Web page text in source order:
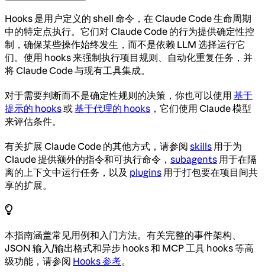
Hooks 是用户定义的 shell 命令，在 Claude Code 生命周期
中的特定点执行。它们对 Claude Code 的行为提供确定性控
制，确保某些操作始终发生，而不是依赖 LLM 选择运行它
们。使用 hooks 来强制执行项目规则、自动化重复任务，并
将 Claude Code 与现有工具集成。
对于需要判断而不是确定性规则的决策，你也可以使用 基于
提示的 hooks或基于代理的 hooks ，它们使用 Claude 模型
来评估条件。
有关扩展 Claude Code 的其他方式，请参阅 skills 用于为
Claude 提供额外的指令和可执行命令， subagents 用于在隔
离的上下文中运行任务，以及 plugins 用于打包要在项目间共
享的扩展。
本指南涵盖常见用例和入门方法。有关完整的事件架构、
JSON 输入/输出格式和异步 hooks 和 MCP 工具 hooks 等高
级功能，请参阅 Hooks 参考。